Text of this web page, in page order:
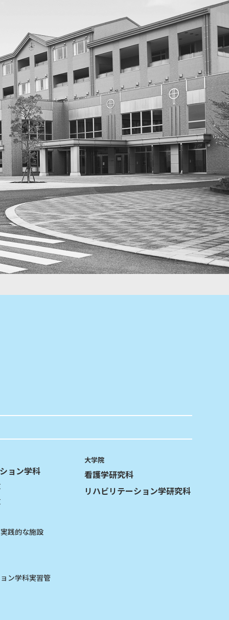
ョン学科
践的な施設
ン学科実習管
大学院
看護学研究科
リハビリテーション学研究科